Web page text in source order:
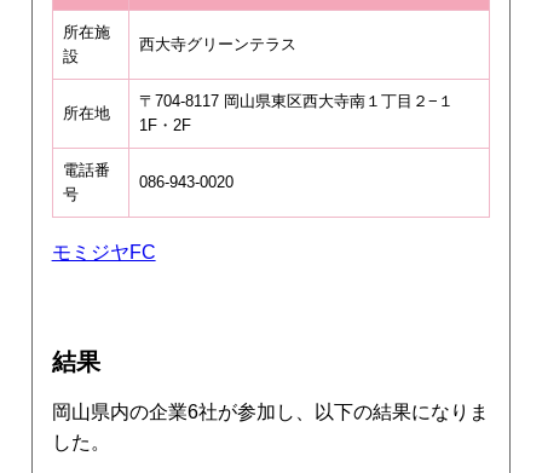
所在施
設
西大寺グリーンテラス
所在地
〒704-8117 岡山県東区西大寺南１丁目２−１
1F・2F
電話番
号
086-943-0020
モミジヤFC
結果
岡山県内の企業6社が参加し、以下の結果になりま
した。